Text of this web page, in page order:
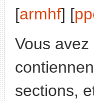
[armhf] [
Vous
sections,